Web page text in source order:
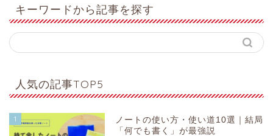
キーワードから記事を探す
人気の記事TOP5
1
ノートの使い方・使い道10選｜結局
「何でも書く」が最強説